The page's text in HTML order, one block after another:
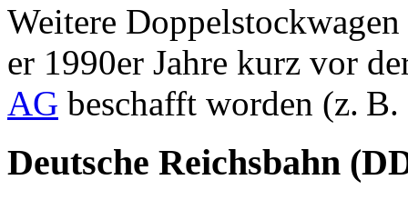
Weitere
er 1990er Jahre kurz vor
AG beschafft worden (z.
Deutsche Reichsbahn